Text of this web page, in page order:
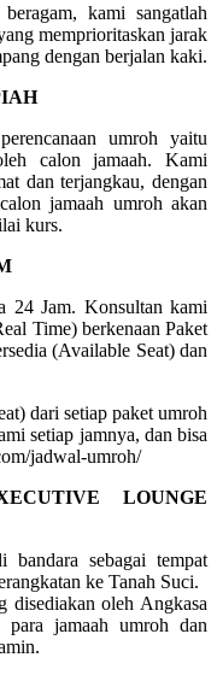
kami sangatlah
memprioritaskan jarak
dengan berjalan kaki.
umroh yaitu
calon jamaah. Kami
dan terjangkau, dengan
jamaah umroh akan
kurs.
24 Jam. Konsultan kami
Time) berkenaan Paket
(Available Seat) dan
dari setiap paket umroh
setiap jamnya, dan bisa
jadwal-umroh/
LOUNGE
sebagai tempat
ke Tanah Suci.
disediakan oleh Angkasa
para jamaah umroh dan